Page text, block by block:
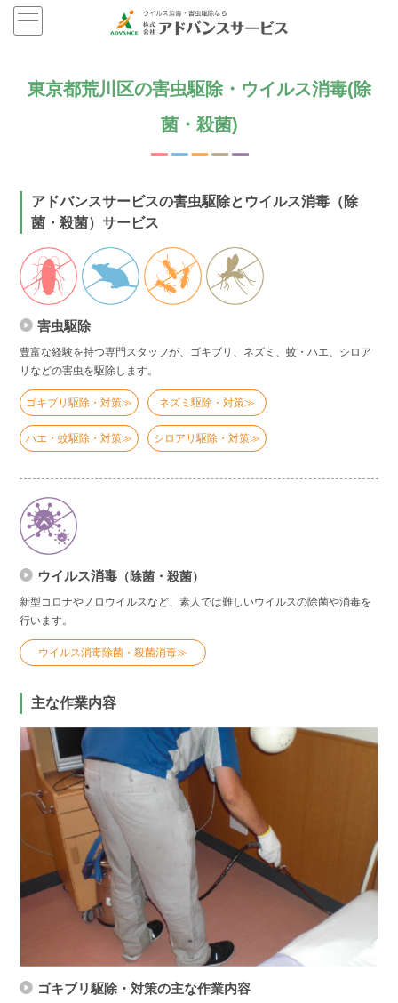
東京都荒川区の害虫駆除・ウイルス消毒(除
菌・殺菌)
アドバンスサービスの害虫駆除とウイルス消毒（除
菌・殺菌）サービス
害虫駆除
豊富な経験を持つ専門スタッフが、ゴキブリ、ネズミ、蚊・ハエ、シロア
リなどの害虫を駆除します。
ゴキブリ駆除・対策≫ ネズミ駆除・対策≫
ハエ・蚊駆除・対策≫ シロアリ駆除・対策≫
ウイルス消毒 （除菌・殺菌）
新型コロナやノロウイルスなど、素人では難しいウイルスの除菌や消毒を
行います。
ウイルス消毒除菌・殺菌消毒≫
主な作業内容
ゴキブリ駆除・対策の主な作業内容